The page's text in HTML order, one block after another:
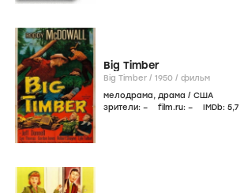
Big Timber
Big Timber / 1950 / фильм
мелодрама, драма / США
зрители: – film.ru: – IMDb: 5,7